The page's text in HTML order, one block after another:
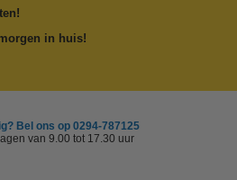
in huis!
Bel ons op 0294-787125
van 9.00 tot 17.30 uur